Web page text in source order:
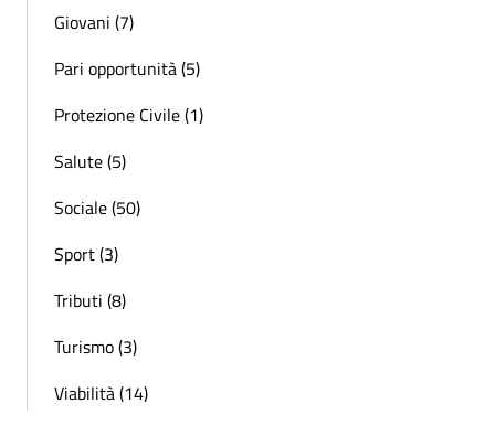
Giovani (7)
Pari opportunità (5)
Protezione Civile (1)
Salute (5)
Sociale (50)
Sport (3)
Tributi (8)
Turismo (3)
Viabilità (14)